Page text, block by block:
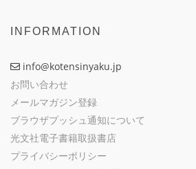
INFORMATION
info@kotensinyaku.jp
お問い合わせ
メールマガジン登録
ブラウザプッシュ通知について
光文社電子書籍取扱書店
プライバシーポリシー